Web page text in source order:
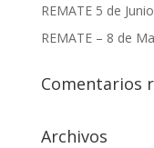
REMATE 5 de
REMATE – 8 de
Comentarios
Archivos